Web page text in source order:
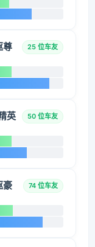
尊
25 位车友
英
50 位车友
豪
74 位车友